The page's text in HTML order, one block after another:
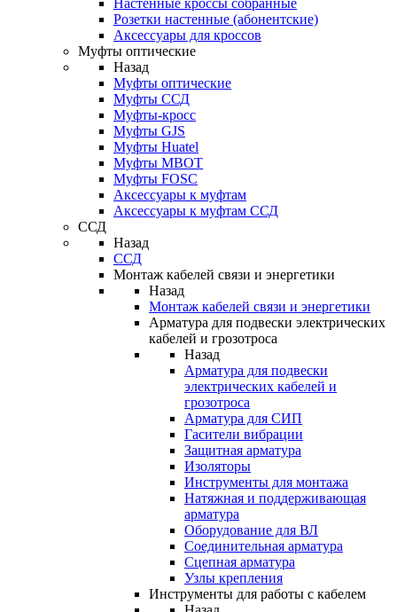
Настенные кроссы собранные
Розетки настенные (абонентские)
Аксессуары для кроссов
Муфты оптические
Назад
Муфты оптические
Муфты ССД
Муфты-кросс
Муфты GJS
Муфты Huatel
Муфты МВОТ
Муфты FOSC
Аксессуары к муфтам
Аксессуары к муфтам ССД
ССД
Назад
ССД
Монтаж кабелей связи и энергетики
Назад
Монтаж кабелей связи и энергетики
Арматура для подвески электрических
кабелей и грозотроса
Назад
Арматура для подвески
электрических кабелей и
грозотроса
Арматура для СИП
Гасители вибрации
Защитная арматура
Изоляторы
Инструменты для монтажа
Натяжная и поддерживающая
арматура
Оборудование для ВЛ
Соединительная арматура
Сцепная арматура
Узлы крепления
Инструменты для работы с кабелем